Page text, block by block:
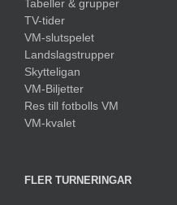
Tabeller & grupper
TV-tider
VM-slutspelet
Landslagstrupper
Skytteligan
VM-Biljetter
Res till fotbolls VM
VM-kvalet
FLER TURNERINGAR